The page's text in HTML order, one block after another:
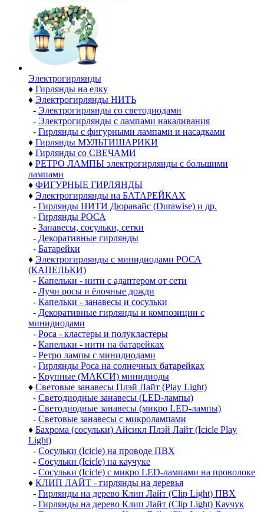
Электро­гирлянды
♦ Гирлянды на елку
♦ Электрогирлянды НИТЬ
- Электрогирлянды со светодиодами
- Электрогирлянды с лампами накаливания
- Гирлянды с фигурными лампами и насадками
♦ Гирлянды МУЛЬТИШАРИКИ
♦ Гирлянды со СВЕЧАМИ
♦ РЕТРО ЛАМПЫ электрогирлянды с большими
лампами
♦ ФИГУРНЫЕ ГИРЛЯНДЫ
♦ Электрогирлянды на БАТАРЕЙКАХ
- Гирлянды НИТИ Дюравайс (Durawise) и др.
- Гирлянды РОСА
- Занавесы, сосульки, сетки
- Декоративные гирлянды
- Батарейки
♦ Электрогирлянды с минидиодами РОСА
(КАПЕЛЬКИ)
- Капельки - нити с адаптером от сети
- Лучи росы и ёлочные дожди
- Капельки - занавесы и сосульки
- Декоративные гирлянды и композиции с
минидиодами
- Роса - кластеры и полукластеры
- Капельки - нити на батарейках
- Ретро лампы с минидиодами
- Гирлянды Роса на солнечных батарейках
- Крупные (МАКСИ) минидиоды
♦ Световые занавесы Плэй Лайт (Play Light)
- Светодиодные занавесы (LED-лампы)
- Светодиодные занавесы (микро LED-лампы)
- Световые занавесы с микролампами
♦ Бахрома (сосульки) Айсикл Плэй Лайт (Icicle Play
Light)
- Сосульки (Icicle) на проводе ПВХ
- Сосульки (Icicle) на каучуке
- Сосульки (Icicle) с микро LED-лампами на проволоке
♦ КЛИП ЛАЙТ - гирлянды на деревья
- Гирлянды на дерево Клип Лайт (Clip Light) ПВХ
- Гирлянды на дерево Клип Лайт (Clip Light) Каучук